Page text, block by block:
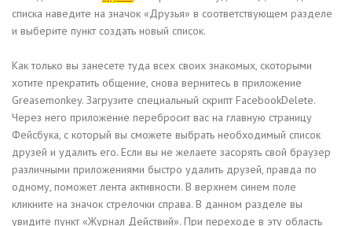
списка наведите на значок «Друзья» в соответствующем разделе
и выберите пункт создать новый список.
Как только вы занесете туда всех своих знакомых, скоторыми
хотите прекратить общение, снова вернитесь в приложение
Greasemonkey. Загрузите специальный скрипт FacebookDelete.
Через него приложение перебросит вас на главную страницу
Фейсбука, с который вы сможете выбрать необходимый список
друзей и удалить его. Если вы не желаете засорять свой браузер
различными приложениями быстро удалить друзей, правда по
одному, поможет лента активности. В верхнем синем поле
кликните на значок стрелочки справа. В данном разделе вы
увидите пункт «Журнал Действий». При переходе в эту область